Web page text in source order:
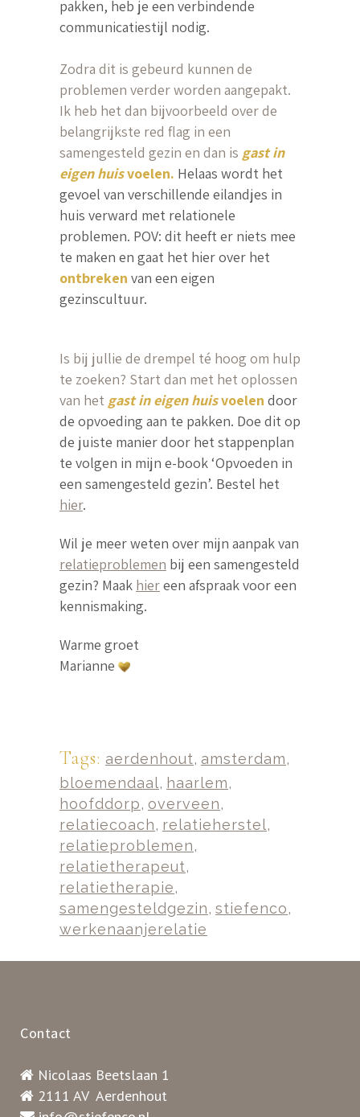
pakken, heb je een verbindende
communicatiestijl nodig.
Zodra dit is gebeurd kunnen de
problemen verder worden aangepakt.
Ik heb het dan bijvoorbeeld over de
belangrijkste red flag in een
samengesteld gezin en dan is gast in
eigen huisvoelen. Helaas wordt het
gevoel van verschillende eilandjes in
huis verward met relationele
problemen. POV: dit heeft er niets mee
te maken en gaat het hier over het
ontbreken van een eigen
gezinscultuur.
Is bij jullie de drempel té hoog om hulp
te zoeken? Start dan met het oplossen
van het gast in eigen huisvoelen door
de opvoeding aan te pakken. Doe dit op
de juiste manier door het stappenplan
te volgen in mijn e-book ‘Opvoeden in
een samengesteld gezin’. Bestel het
hier.
Wil je meer weten over mijn aanpak van
relatieproblemen bij een samengesteld
gezin? Maak hiereen afspraak voor een
kennismaking.
Warme groet
Marianne
Tags: aerdenhout, amsterdam,
bloemendaal, haarlem,
hoofddorp, overveen,
relatiecoach, relatieherstel,
relatieproblemen,
relatietherapeut,
relatietherapie,
samengesteldgezin, stiefenco,
werkenaanjerelatie
Contact
Nicolaas Beetslaan 1
2111 AV Aerdenhout